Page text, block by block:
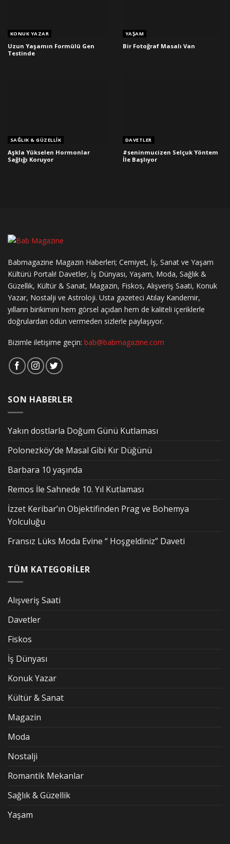
KONUK YAZAR
Uzun Yaşamın Formülü Gen
Testinde
YAŞAM
Bir Fotoğraf Masalı Van
SAĞLIK & GÜZELLIK
Aşkla Yükselen Hormonlar
Sağlığı Koruyor
DAVETLER
#seninmucizen Selçuk Yöntem
İle Başlıyor
Babmagazine Magazin Haberleri; Cemiyet, İş, Sanat ve Yaşam
Kültürü Portalı! Davetler, İş Dünyası, Yaşam, Moda, Sağlık &
Güzellik, Kültür & Sanat, Magazin, Fiskos, Alışveriş Saati, Konuk
Yazar, Nostalji ve Astroloji. Usta gazeteci Atılay Kandemir,
yılların birikimini hem görsel açıdan hem de kaliteli içeriklerle
doğrulardan ödün vermeden sizlerle paylaşıyor.
Bizimle iletişime geçin: bab@babmagazine.com
SON HABERLER
Yakın dostlarla Doğum Günü Kutlaması
Polonezköy’de Masal Gibi Kır Düğünü
Barbara 10 yaşında
Remos İle Sahnede 10. Yıl Kutlaması
İzzet Keribar’ın Objektifinden Prag ve Bohemya
Yolculuğu
Fransız Lüks Moda Evine “ Hoşgeldiniz” Daveti
TÜM KATEGORİLER
Alışveriş Saati
Davetler
Fiskos
İş Dünyası
Konuk Yazar
Kültür & Sanat
Magazin
Moda
Nostalji
Romantik Mekanlar
Sağlık & Güzellik
Yaşam